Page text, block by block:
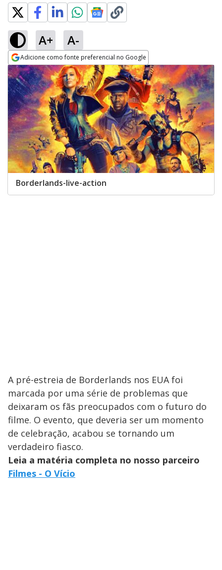
A+ A-
Adicione como fonte preferencial no Google
Opens in new window
Borderlands-live-action
A pré-estreia de Borderlands nos EUA foi
marcada por uma série de problemas que
deixaram os fãs preocupados com o futuro do
filme. O evento, que deveria ser um momento
de celebração, acabou se tornando um
verdadeiro fiasco.
Leia a matéria completa no nosso parceiro
Filmes - O Vício